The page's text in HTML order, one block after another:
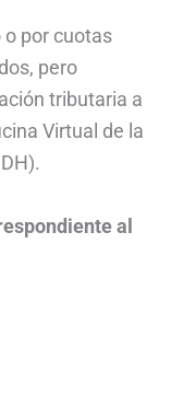
por cuotas
pero
tributaria a
Virtual de la
al